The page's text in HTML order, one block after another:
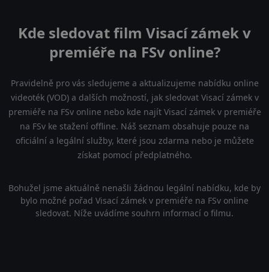
Kde sledovat film Visací zámek v
premiéře na FSv online?
Pravidelně pro vás sledujeme a aktualizujeme nabídku online
videoték (VOD) a dalších možností, jak sledovat Visací zámek v
premiéře na FSv online nebo kde najít Visací zámek v premiéře
na FSv ke stažení offline. Náš seznam obsahuje pouze na
oficiální a legální služby, které jsou zdarma nebo je můžete
získat pomocí předplatného.
Bohužel jsme aktuálně nenašli žádnou legální nabídku, kde by
bylo možné pořad Visací zámek v premiéře na FSv online
sledovat. Níže uvádíme souhrn informací o filmu.